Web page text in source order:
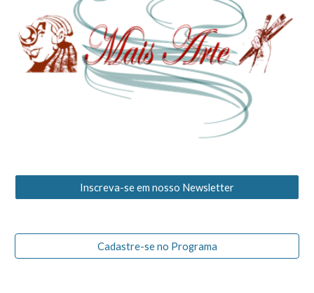
Inscreva-se em nosso Newsletter
Cadastre-se no Programa